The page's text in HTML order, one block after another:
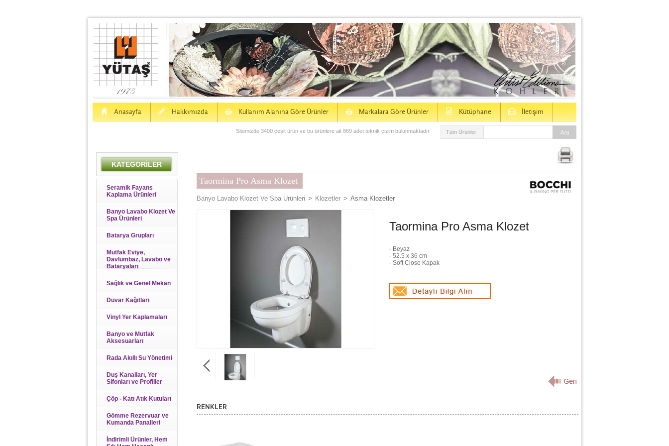
Anasayfa
H Hakkımızda
a Kullanım Alanına Göre Ürünler
S Markalara Göre Ürünler
S Kütüphane
D İletişim
E
Sitemizde 3400 çeşit ürün ve bu ürünlere ait 869 adet teknik çizim bulunmaktadır. Tüm Ürünler
KATEGORİLER
Seramik Fayans
Kaplama Ürünleri
Banyo Lavabo Klozet Ve
Spa Ürünleri
Batarya Grupları
Mutfak Eviye,
Davlumbaz, Lavabo ve
Bataryaları
Sağlık ve Genel Mekan
Duvar Kağıtları
Vinyl Yer Kaplamaları
Banyo ve Mutfak
Aksesuarları
Rada Akıllı Su Yönetimi
Duş Kanalları, Yer
Sifonları ve Profiller
Çöp - Katı Atık Kutuları
Gömme Rezervuar ve
Kumanda Panalleri
İndirimli Ürünler, Hem
Taormina Pro Asma Klozet
Banyo Lavabo Klozet Ve Spa Ürünleri > Klozetler > Asma Klozetler
Taormina Pro Asma Klozet
- Beyaz
- 52.5 x 36 cm
- Soft Close Kapak
RENKLER